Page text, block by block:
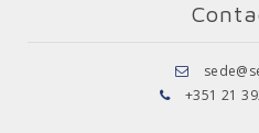
+351 21